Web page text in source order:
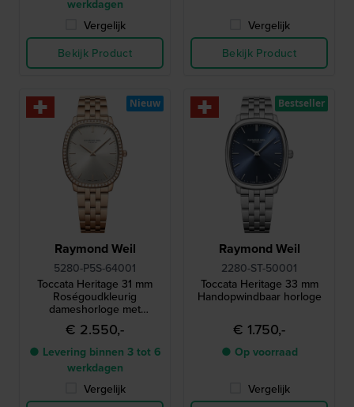
werkdagen
Vergelijk
Bekijk Product
Vergelijk
Bekijk Product
Raymond Weil
5280-P5S-64001
Toccata Heritage 31 mm
Roségoudkleurig
dameshorloge met
diamanten rand
€ 2.550,-
● Levering binnen 3 tot 6
werkdagen
Vergelijk
Nieuw
Raymond Weil
2280-ST-50001
Toccata Heritage 33 mm
Handopwindbaar horloge
€ 1.750,-
● Op voorraad
Vergelijk
Bestseller